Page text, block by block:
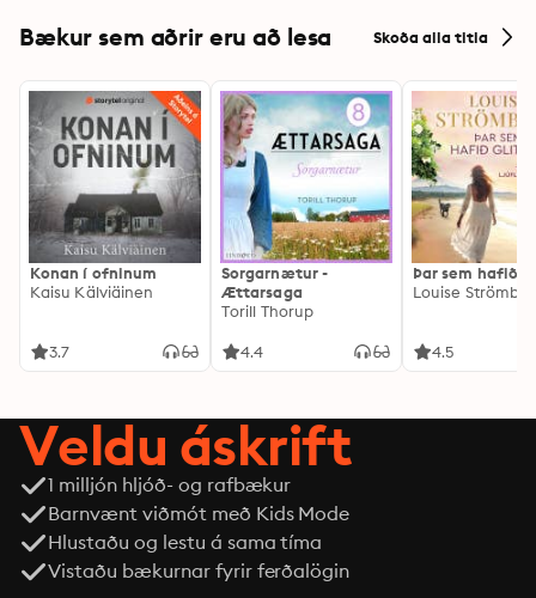
Bækur sem aðrir eru að lesa Skoða alla titla
Konan í ofninum
Kaisu Kälviäinen
3.7
Sorgarnætur -
Ættarsaga
Torill Thorup
4.4
Þar sem hafið
Louise
4.5
Veldu áskrift
1 milljón hljóð- og rafbækur
Barnvænt viðmót með Kids Mode
Hlustaðu og lestu á sama tíma
Vistaðu bækurnar fyrir ferðalögin